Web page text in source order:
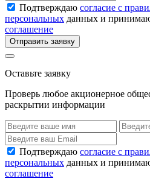
Подтверждаю согласие с
персональных данных и
соглашение
Отправить заявку
Оставьте заявку
Проверь любое акционерное
раскрытии информации
Подтверждаю согласие с
персональных данных и
соглашение